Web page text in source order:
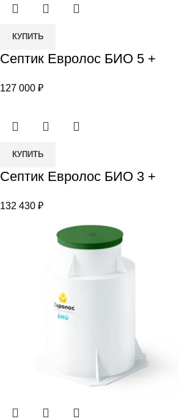
Количество
Септик
БИО
КУПИТЬ
Септик Евролос БИО 5 +
127 000 ₽
Количество
Септик
БИО
КУПИТЬ
Септик Евролос БИО 3 +
132 430 ₽